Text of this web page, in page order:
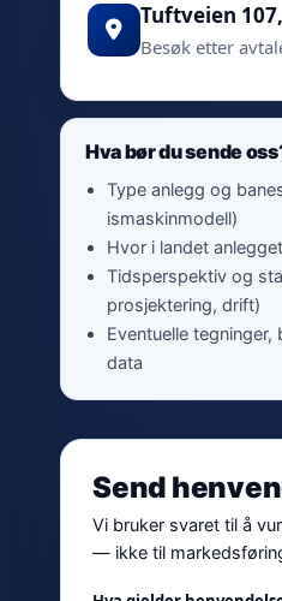
Tuftveien
Besøk etter
Hva bør du sende
Type anlegg og
ismaskinmodell)
Hvor i landet
Tidsperspektiv og
prosjektering, drift)
Eventuelle tegninger,
data
Send
Vi bruker svaret til å
— ikke til